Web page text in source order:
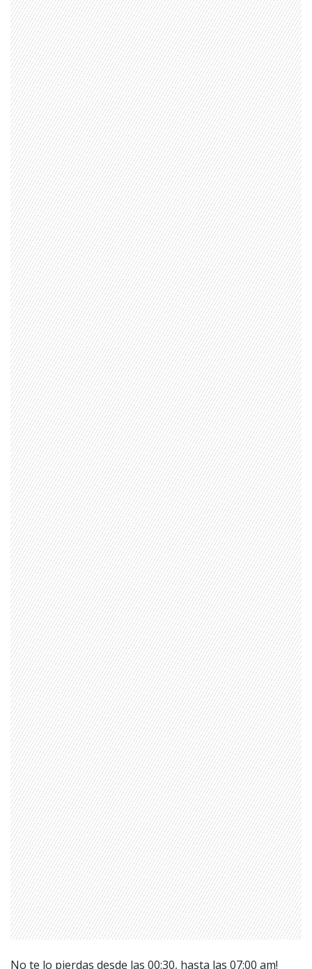
No te lo pierdas desde las 00:30, hasta las 07:00 am!
1997 — 2026
© PRISA MEDIA CORP SPA.
Producción musical Cadena Ser, España 2026.
CONTACTO COMERCIAL
Aviso legal
Política de privacidad|Política de Cookies
Configuración de Cookies
Valores Pautas publicitarias Presidenciales 2025